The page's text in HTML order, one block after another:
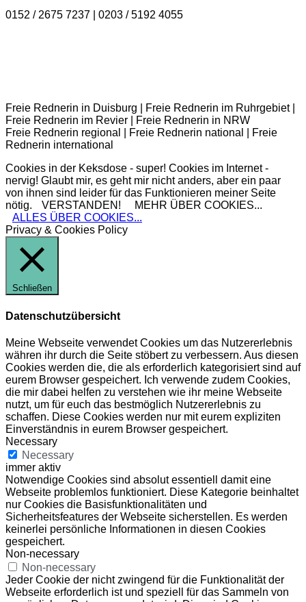
0152 / 2675 7237 | 0203 / 5192 4055
Freie Rednerin in Duisburg | Freie Rednerin im Ruhrgebiet |
Freie Rednerin im Revier | Freie Rednerin in NRW
Freie Rednerin regional | Freie Rednerin national | Freie
Rednerin international
Cookies in der Keksdose - super! Cookies im Internet -
nervig! Glaubt mir, es geht mir nicht anders, aber ein paar
von ihnen sind leider für das Funktionieren meiner Seite
nötig.
VERSTANDEN!
MEHR ÜBER COOKIES...
ALLES ÜBER COOKIES...
Privacy & Cookies Policy
Schließen
Datenschutzübersicht
Meine Webseite verwendet Cookies um das Nutzererlebnis
währen ihr durch die Seite stöbert zu verbessern. Aus diesen
Cookies werden die, die als erforderlich kategorisiert sind auf
eurem Browser gespeichert. Ich verwende zudem Cookies,
die mir dabei helfen zu verstehen wie ihr meine Webseite
nutzt, um für euch das bestmöglich Nutzererlebnis zu
schaffen. Diese Cookies werden nur mit eurem expliziten
Einverständnis in eurem Browser gespeichert.
Necessary
Necessary
immer aktiv
Notwendige Cookies sind absolut essentiell damit eine
Webseite problemlos funktioniert. Diese Kategorie beinhaltet
nur Cookies die Basisfunktionalitäten und
Sicherheitsfeatures der Webseite sicherstellen. Es werden
keinerlei persönliche Informationen in diesen Cookies
gespeichert.
Non-necessary
Non-necessary
Jeder Cookie der nicht zwingend für die Funktionalität der
Webseite erforderlich ist und speziell für das Sammeln von